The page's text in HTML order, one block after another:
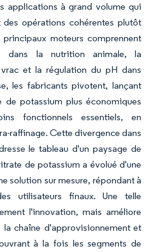
applications à grand volume qui
opérations cohérentes plutôt
moteurs comprennent
dans la nutrition animale, la
et la régulation du pH dans
les fabricants pivotent, lançant
potassium plus économiques
fonctionnels essentiels, en
raffinage. Cette divergence dans
le tableau d'un paysage de
de potassium a évolué d'une
solution sur mesure, répondant à
utilisateurs finaux. Une telle
l'innovation, mais améliore
chaîne d'approvisionnement et
à la fois les segments de